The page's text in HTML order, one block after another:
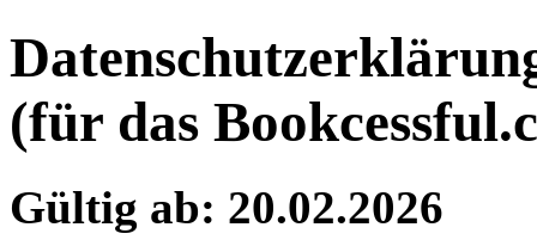
(für das
Gültig ab: 20.02.2026